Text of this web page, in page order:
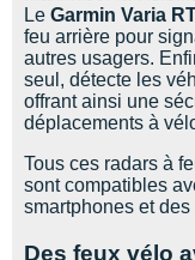
Le Garmin Varia
feu arrière pour
autres usagers.
seul, détecte les
offrant ainsi une
déplacements à
Tous ces radars à
sont compatibles
smartphones et
Des feux vélo
X-Bionic
X-Socks
+ Voir toutes les